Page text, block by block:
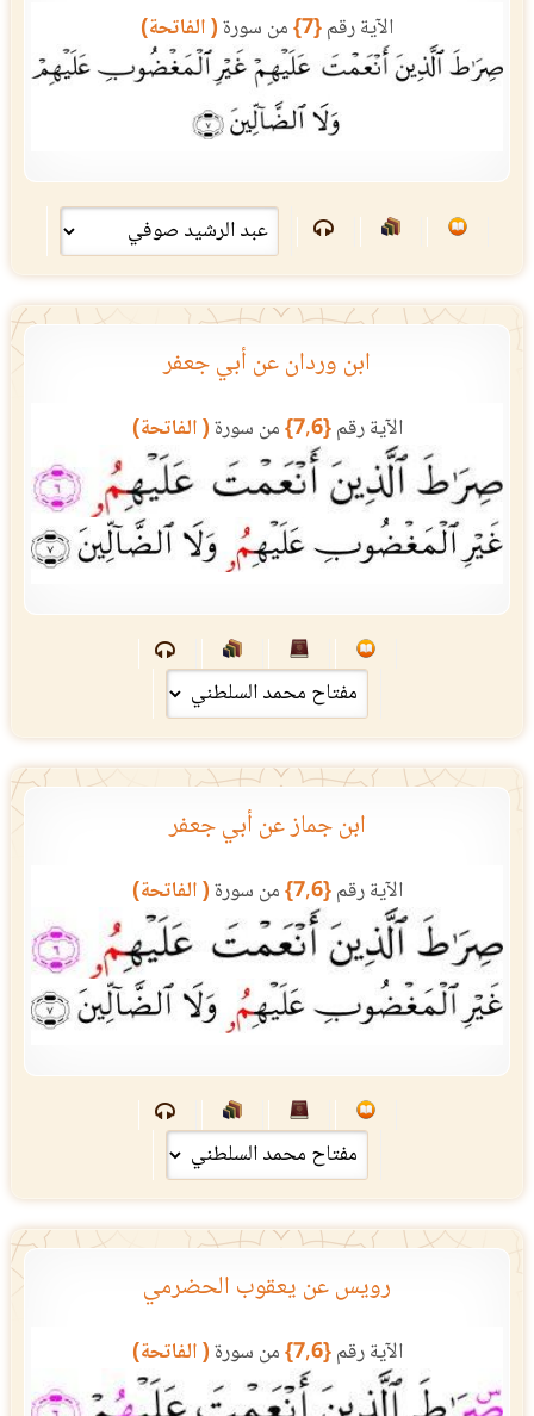
الآية رقم{7} من سورة( الفاتحة)
ابن وردان عن أبي جعفر
الآية رقم{7,6} من سورة( الفاتحة)
ابن جماز عن أبي جعفر
الآية رقم{7,6} من سورة( الفاتحة)
رويس عن يعقوب الحضرمي
الآية رقم{7,6} من سورة( الفاتحة)